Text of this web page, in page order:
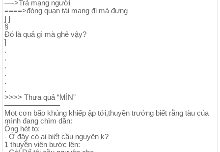
—->Trả mạng người
====>đóng quan tài mang đi mà đựng
] ]
§
Đó là quả gì mà ghê vậy?
]
.
.
.
.
.
.
>>>> Thưa quả “MÌN”
———————–
Mot cơn bão khủng khiếp ập tới,thuyền trưởng biết rằng tàu của
mình đang chìm dần:
Ông hét to:
- Ở đây có ai biết cầu nguyện k?
1 thuyền viên bước lên: